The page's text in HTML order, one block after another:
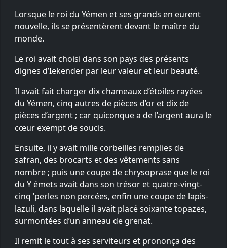
Lorsque le roi du Yémen et ses grands en eurent
nouvelle, ils se présentèrent devant le maître du
monde.
Le roi avait choisi dans son pays des présents
dignes d’Iekender par leur valeur et leur beauté.
Il avait fait charger dix chameaux d’étoiles rayées
du Yémen, cinq autres de pièces d’or et dix de
pièces d’argent ; car quiconque a de l’argent aura le
cœur exempt de soucis.
Ensuite, il y avait mille corbeilles remplies de
safran, des brocarts et des vêtements sans
nombre ; puis une coupe de chrysoprase que le roi
du Y émets avait dans son trésor et quatre-vingt-
cinq ’perles non percées, enfin une coupe de lapis-
lazuli, dans laquelle il avait placé soixante topazes,
surmontées d’un anneau de grenat.
Il remit le tout à ses serviteurs et prononça des